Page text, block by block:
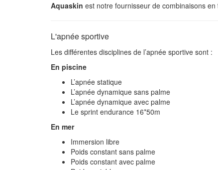
Aquaskin est notre fournisseur de combinaisons en
L'apnée sportive
Les différentes disciplines de l’apnée sportive sont :
En piscine
L’apnée statique
L’apnée dynamique sans palme
L’apnée dynamique avec palme
Le sprint endurance 16*50m
En mer
Immersion libre
Poids constant sans palme
Poids constant avec palme